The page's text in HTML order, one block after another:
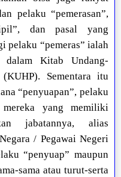
pelaku “pemerasan”,
dan pasal yang
pelaku “pemeras” ialah
dalam Kitab Undang-
Sementara itu
“penyuapan”, pelaku
yang memiliki
jabatannya, alias
/ Pegawai Negeri
“penyuap” maupun
sama atau turut-serta